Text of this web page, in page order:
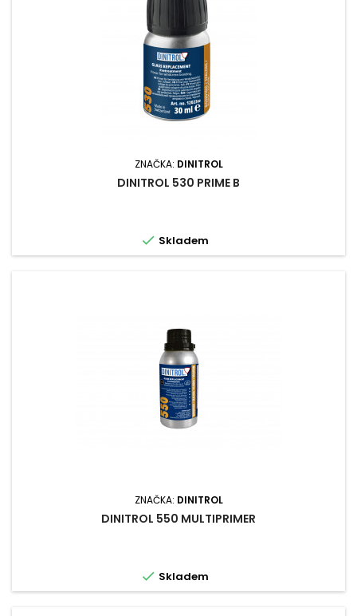
ZNAČKA: DINITROL
DINITROL 530 PRIME B
 Skladem
ZNAČKA: DINITROL
DINITROL 550 MULTIPRIMER
 Skladem